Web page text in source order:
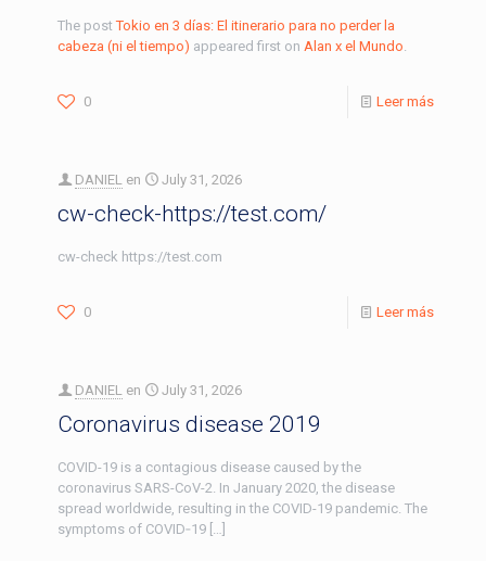
The postTokio en 3 días: El itinerario para no perder la
cabeza (ni el tiempo) appeared first on Alan x el Mundo
0 Leer más
DANIEL en July 31, 2026
cw-check-https://test.com/
cw-check https://test.com
0 Leer más
DANIEL en July 31, 2026
Coronavirus disease 2019
COVID-19 is a contagious disease caused by the
coronavirus SARS-CoV-2. In January 2020, the disease
spread worldwide, resulting in the COVID-19 pandemic. The
symptoms of COVID‑19